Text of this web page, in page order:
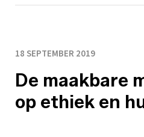
18 SEPTEMBER 2019
De maakbare
op ethiek en